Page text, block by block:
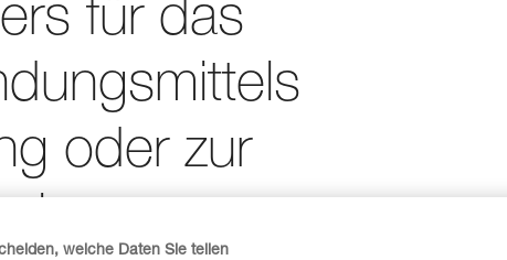
für das
oder zur
welche Daten Sie teilen